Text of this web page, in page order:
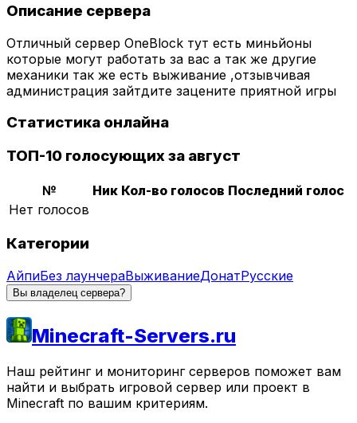
Описание сервера
Отличный сервер OneBlock тут есть миньйоны
которые могут работать за вас а так же другие
механики так же есть выживание ,отзывчивая
администрация зайтдите зацените приятной игры
Статистика онлайна
ТОП-10 голосующих за август
№ Ник Кол-во голосов Последний голос
Нет голосов
Категории
АйпиБез лаунчераВыживаниеДонатРусские
Вы владелец сервера?
Minecraft-Servers.ru
Наш рейтинг и мониторинг серверов поможет вам
найти и выбрать игровой сервер или проект в
Minecraft по вашим критериям.